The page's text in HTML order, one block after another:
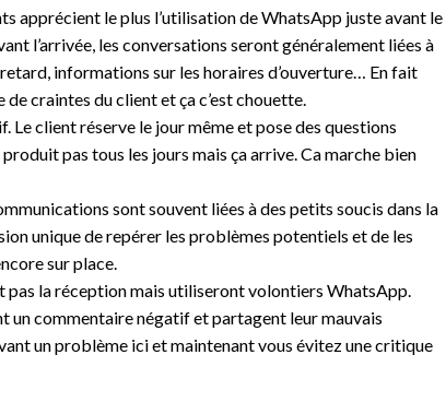
apprécient le plus l’utilisation de WhatsApp juste avant le
l’arrivée, les conversations seront généralement liées à
informations sur les horaires d’ouverture… En fait
craintes du client et ça c’est chouette.
Le client réserve le jour même et pose des questions
pas tous les jours mais ça arrive. Ca marche bien
sont souvent liées à des petits soucis dans la
unique de repérer les problèmes potentiels et de les
sur place.
pas la réception mais utiliseront volontiers WhatsApp.
un commentaire négatif et partagent leur mauvais
un problème ici et maintenant vous évitez une critique